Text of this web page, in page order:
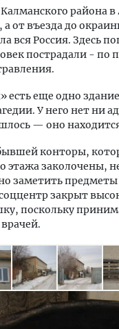
района в
от въезда до
вся Россия. Здесь
пострадали - по
есть еще одно
У него нет ни
— оно
конторы,
заколочены,
заметить
соццентр закрыт
поскольку